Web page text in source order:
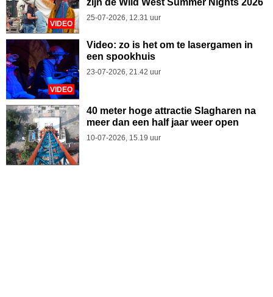
VIDEO
zijn de Wild West Summer Nights 2026
25-07-2026, 12.31 uur
VIDEO
Video: zo is het om te lasergamen in
een spookhuis
23-07-2026, 21.42 uur
40 meter hoge attractie Slagharen na
meer dan een half jaar weer open
10-07-2026, 15.19 uur